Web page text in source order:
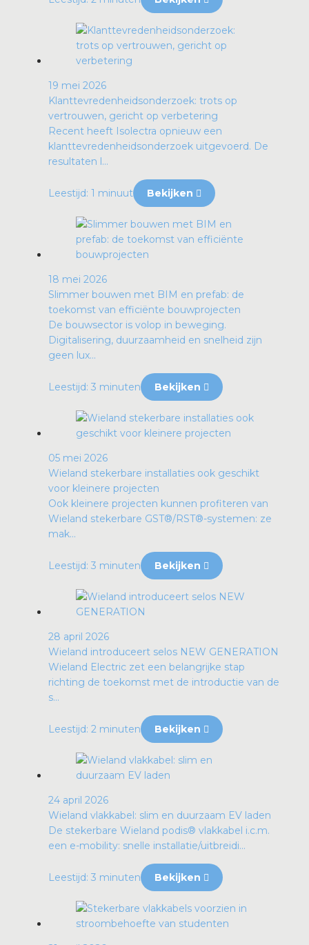
19 mei 2026
Klanttevredenheidsonderzoek: trots op
vertrouwen, gericht op verbetering
Recent heeft Isolectra opnieuw een
klanttevredenheidsonderzoek uitgevoerd. De
resultaten l...
Leestijd: 1 minuut Bekijken
18 mei 2026
Slimmer bouwen met BIM en prefab: de
toekomst van efficiënte bouwprojecten
De bouwsector is volop in beweging.
Digitalisering, duurzaamheid en snelheid zijn
geen lux...
Leestijd: 3 minuten Bekijken
05 mei 2026
Wieland stekerbare installaties ook geschikt
voor kleinere projecten
Ook kleinere projecten kunnen profiteren van
Wieland stekerbare GST®/RST®-systemen: ze
mak...
Leestijd: 3 minuten Bekijken
28 april 2026
Wieland introduceert selos NEW GENERATION
Wieland Electric zet een belangrijke stap
richting de toekomst met de introductie van de
s...
Leestijd: 2 minuten Bekijken
24 april 2026
Wieland vlakkabel: slim en duurzaam EV laden
De stekerbare Wieland podis® vlakkabel i.c.m.
een e-mobility: snelle installatie/uitbreidi...
Leestijd: 3 minuten Bekijken